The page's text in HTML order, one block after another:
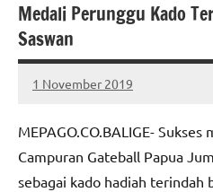
Medali Perunggu Kado
Saswan
1 November 2019
MEPAGO
No
MEPAGO.CO.BALIGE-
Campuran Gateball Papua
sebagai kado hadiah terindah